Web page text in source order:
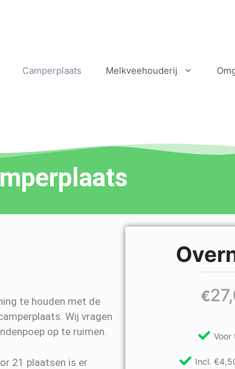
Camperplaats Melkveehouderij
te houden met de
Wij vragen
op te ruimen.
21 plaatsen is er
€
Voor
Incl.